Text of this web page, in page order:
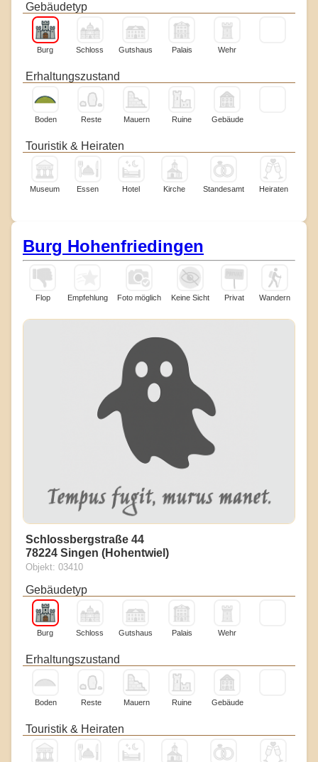
Gebäudetyp
Burg Schloss Gutshaus Palais Wehr
Erhaltungszustand
Boden Reste Mauern Ruine Gebäude
Touristik & Heiraten
Museum Essen Hotel Kirche Standesamt Heiraten
Burg Hohenfriedingen
Flop Empfehlung Foto möglich Keine Sicht Privat Wandern
Schlossbergstraße 44
78224 Singen (Hohentwiel)
Objekt: 03410
Gebäudetyp
Burg Schloss Gutshaus Palais Wehr
Erhaltungszustand
Boden Reste Mauern Ruine Gebäude
Touristik & Heiraten